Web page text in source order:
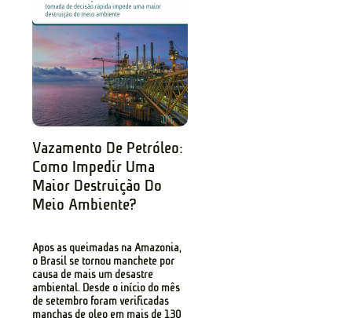
Vazamento De Petróleo:
Como Impedir Uma
Maior Destruição Do
Meio Ambiente?
Após as queimadas na Amazônia,
o Brasil se tornou manchete por
causa de mais um desastre
ambiental. Desde o início do mês
de setembro foram verificadas
manchas de óleo em mais de 130